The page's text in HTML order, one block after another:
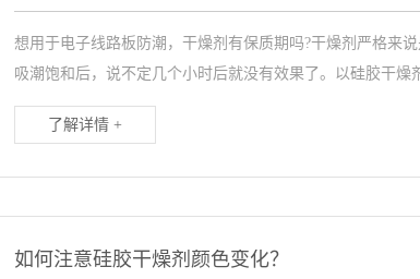
想用于电子线路板防潮，干燥剂有保质期吗?干燥剂严格来
吸潮饱和后，说不定几个小时后就没有效果了。以硅胶干燥
了解详情 +
如何注意硅胶干燥剂颜色变化？